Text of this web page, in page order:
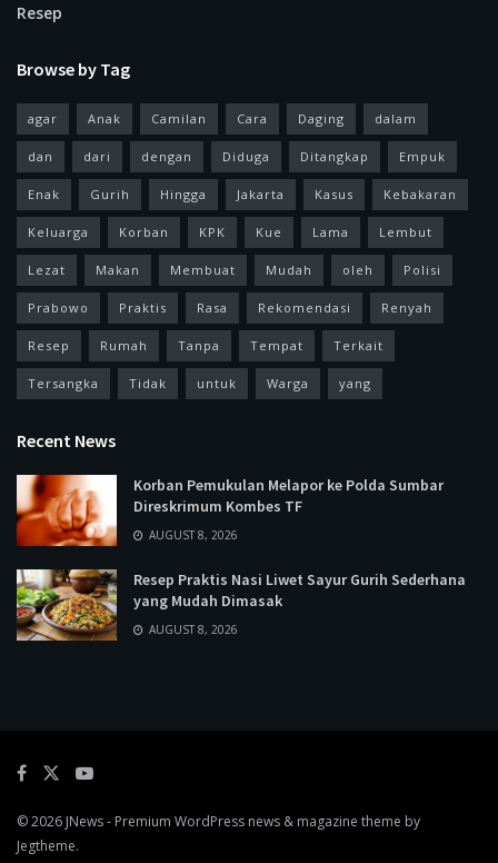
Resep
Browse by Tag
agar Anak Camilan Cara Daging dalam
dan dari dengan Diduga Ditangkap Empuk
Enak Gurih Hingga Jakarta Kasus Kebakaran
Keluarga Korban KPK Kue Lama Lembut
Lezat Makan Membuat Mudah oleh Polisi
Prabowo Praktis Rasa Rekomendasi Renyah
Resep Rumah Tanpa Tempat Terkait
Tersangka Tidak untuk Warga yang
Recent News
Korban Pemukulan Melapor ke Polda Sumbar
Direskrimum Kombes TF
AUGUST 8, 2026
Resep Praktis Nasi Liwet Sayur Gurih Sederhana
yang Mudah Dimasak
AUGUST 8, 2026
© 2026 JNews- Premium WordPress news & magazine theme by
Jegtheme.